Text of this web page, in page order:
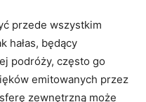
przede wszystkim
hałas, będący
podróży,‌ często go
emitowanych przez
zewnętrzną⁢ może‍